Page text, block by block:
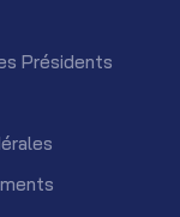
Présidents